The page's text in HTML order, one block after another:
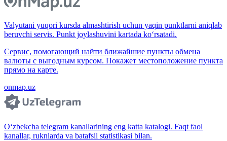
Valyutani yuqori kursda almashtirish uchun yaqin punktlarni aniqlab
beruvchi servis. Punkt joylashuvini kartada ko‘rsatadi.
Сервис, помогающий найти ближайшие пункты обмена
валюты с выгодным курсом. Покажет местоположение пункта
прямо на карте.
onmap.uz
O‘zbekcha telegram kanallarining eng katta katalogi. Faqt faol
kanallar, ruknlarda va batafsil statistikasi bilan.